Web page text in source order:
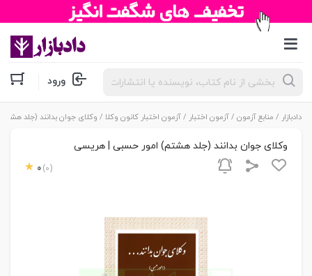
جستجوی
محصولات ورود
دادبازار / منابع آزمون /آزمون اختبار /آزمون اختبار کانون وکلا / وکلای جوان بدانند (جلد
وکلای جوان بدانند (جلد هشتم) امور حسبی | هریسی
0 (0)